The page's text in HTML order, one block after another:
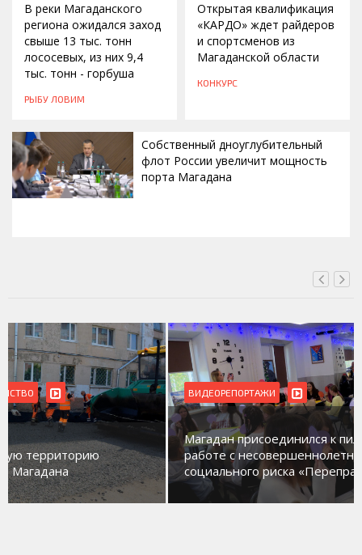
В реки Магаданского
региона ожидался заход
свыше 13 тыс. тонн
лососевых, из них 9,4
тыс. тонн - горбуша
РЫБУ ЛОВИМ
Открытая квалификация
«КАРДО» ждет райдеров
и спортсменов из
Магаданской области
КОНКУРС
Собственный дноуглубительный
флот России увеличит мощность
порта Магадана
ВИДЕОРЕПОРТАЖИ
Магадан присоединился к пилотному проекту по
работе с несовершеннолетними из групп
социального риска «Переправа»